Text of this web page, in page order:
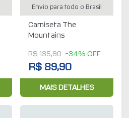
Envio para todo o Brasil
Camiseta The
Mountains
R$ 135,90 -34% OFF
R$ 89,90
MAIS DETALHES